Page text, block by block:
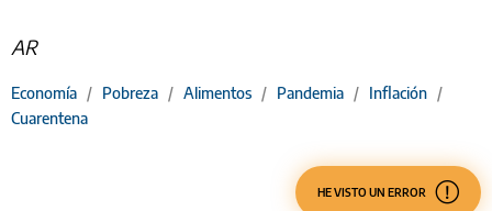
AR
Economía / Pobreza / Alimentos / Pandemia / Inflación /
Cuarentena
HE VISTO UN ERROR